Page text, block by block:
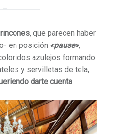
, que parecen haber
en posición «pause»,
azulejos formando
y servilletas de tela,
darte cuenta.